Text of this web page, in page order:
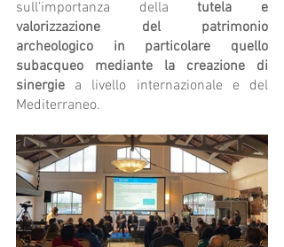
sull’importanza della tutela e
valorizzazione del patrimonio
archeologico in particolare quello
subacqueo mediante la creazione di
sinergie a livello internazionale e del
Mediterraneo.